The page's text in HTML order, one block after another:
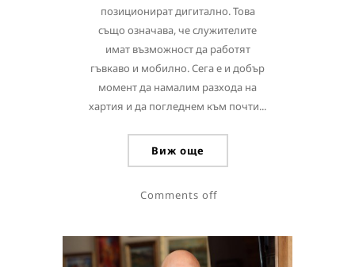
позиционират дигитално. Това
също означава, че служителите
имат възможност да работят
гъвкаво и мобилно. Сега е и добър
момент да намалим разхода на
хартия и да погледнем към почти...
Виж още
Comments off